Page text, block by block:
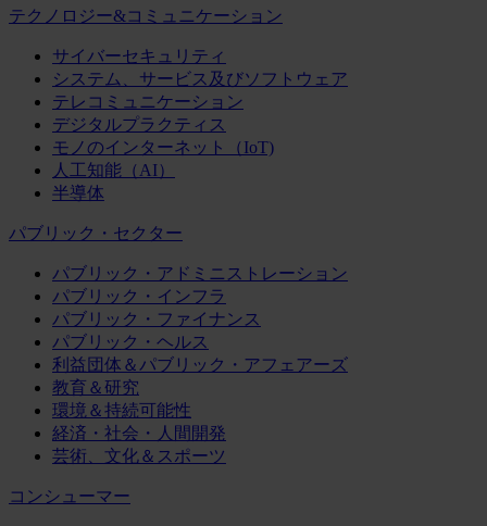
テクノロジー&コミュニケーション
サイバーセキュリティ
システム、サービス及びソフトウェア
テレコミュニケーション
デジタルプラクティス
モノのインターネット（IoT)
人工知能（AI）
半導体
パブリック・セクター
パブリック・アドミニストレーション
パブリック・インフラ
パブリック・ファイナンス
パブリック・ヘルス
利益団体＆パブリック・アフェアーズ
教育＆研究
環境＆持続可能性
経済・社会・人間開発
芸術、文化＆スポーツ
コンシューマー